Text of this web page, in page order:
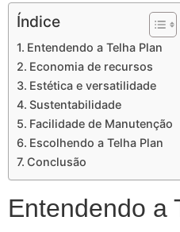
Índice
Entendendo a Telha Plan
Economia de recursos
Estética e versatilidade
Sustentabilidade
Facilidade de Manutenção
Escolhendo a Telha Plan
Conclusão
Entendendo a